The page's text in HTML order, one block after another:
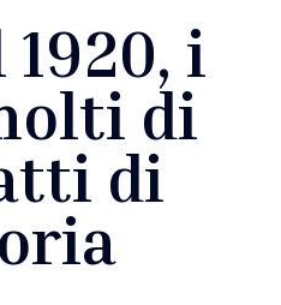
i
di
di